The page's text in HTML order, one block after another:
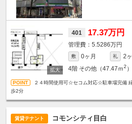
401 17.37万円
5.5286万円
敷 0ヶ月 礼
2
4階 その他（47.47ｍ2 ）
２４時間使用可☆セコム対応☆駐車場完備
歩2分
賃貸テナント コモンシティ目白